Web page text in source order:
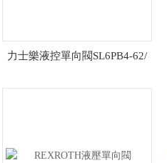
力士樂液控單向閥SL6PB4-62/